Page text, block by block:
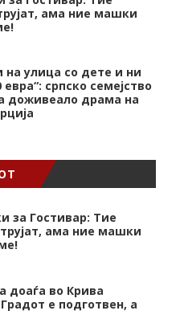
ама ние машки
на улица со дете и ни
српско семејство
доживеало драма на
за Гостивар: Тие
ама ние машки
доаѓа во Крива
е подготвен, а